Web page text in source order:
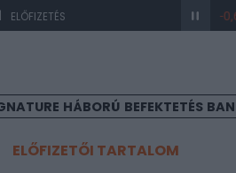
| ELŐFIZETÉS 362,92 -
HÁBORÚ BEFEKTETÉS
ELŐFIZETŐI TARTALOM